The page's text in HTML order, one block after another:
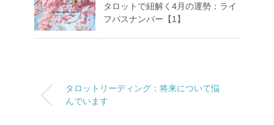
タロットで紐解く4月の運勢：ライ
フパスナンバー【1】
タロットリーディング：将来について悩
んでいます